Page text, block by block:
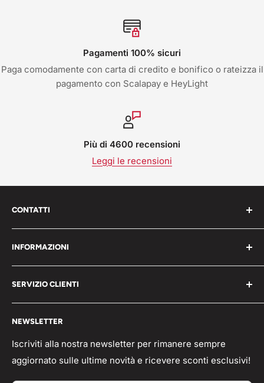
Pagamenti 100% sicuri
Paga comodamente con carta di credito e bonifico o rateizza il
pagamento con Scalapay e HeyLight
Più di 4600 recensioni
Leggi le recensioni
CONTATTI
Work Shop s.r.l. via varese 160 - 22076 Mozzate (CO)
Italia
INFORMAZIONI
Chi Siamo
Blog
Pagamenti
Spedizioni
Feedback
Parlano di Noi
Acquisti TAX-FREE
SERVIZIO CLIENTI
Condizioni generali
Domande frequenti
Privacy Policy
Resi/Rimborsi
Contatti
NEWSLETTER
Iscriviti alla nostra newsletter per rimanere sempre
aggiornato sulle ultime novità e ricevere sconti esclusivi!